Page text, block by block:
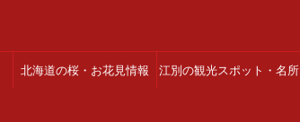
北海道の桜・お花見情報 江別の観光スポット・名所